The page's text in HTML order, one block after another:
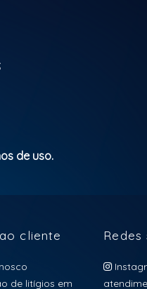
de uso.
cliente
de litígios em
Redes